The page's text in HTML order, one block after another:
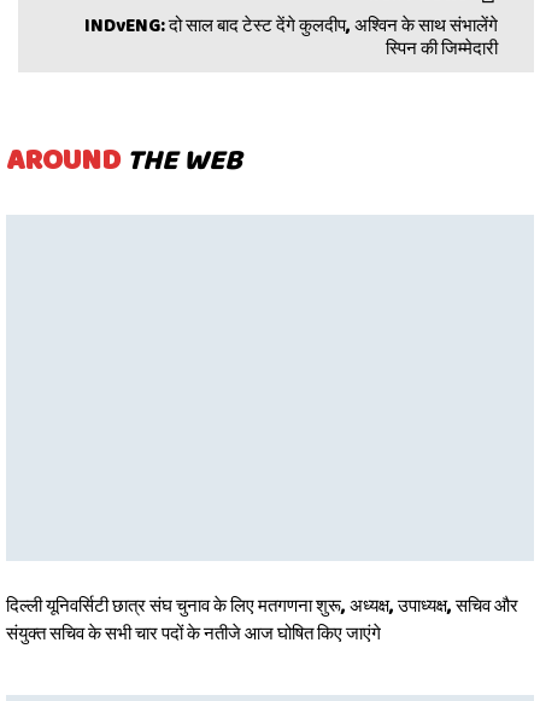
INDvENG: दो साल बाद टेस्ट देंगे कुलदीप, अश्विन के साथ संभालेंगे
स्पिन की जिम्मेदारी
AROUND THE WEB
दिल्ली यूनिवर्सिटी छात्र संघ चुनाव के लिए मतगणना शुरू, अध्यक्ष, उपाध्यक्ष, सचिव और
संयुक्त सचिव के सभी चार पदों के नतीजे आज घोषित किए जाएंगे